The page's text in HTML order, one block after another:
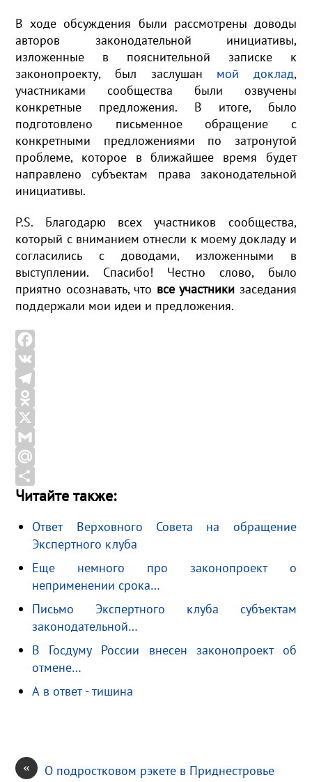
В ходе обсуждения были рассмотрены доводы
авторов законодательной инициативы,
изложенные в пояснительной записке к
законопроекту, был заслушан мой доклад,
участниками сообщества были озвучены
конкретные предложения. В итоге, было
подготовлено письменное обращение с
конкретными предложениями по затронутой
проблеме, которое в ближайшее время будет
направлено субъектам права законодательной
инициативы.
P.S. Благодарю всех участников сообщества,
который с вниманием отнесли к моему докладу и
согласились с доводами, изложенными в
выступлении. Спасибо! Честно слово, было
приятно осознавать, что все участники заседания
поддержали мои идеи и предложения.
F
a
c
e
b
o
o
k
V
K
T
e
l
e
g
r
m
O
d
n
o
k
a
s
i
i
X
G
m
a
M
a
R
О
п
а
и
ь
Читайте также:
Ответ Верховного Совета на обращение
Экспертного клуба
Еще немного про законопроект о
неприменении срока…
Письмо Экспертного клуба субъектам
законодательной…
В Госдуму России внесен законопроект об
отмене…
А в ответ - тишина
« О подростковом рэкете в Приднестровье